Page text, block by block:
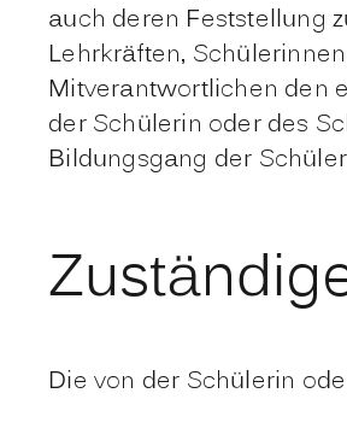
auch deren Feststellung
Lehrkräften,
Mitverantwortlichen den
der Schülerin oder des
Bildungsgang der
Die von der Schülerin